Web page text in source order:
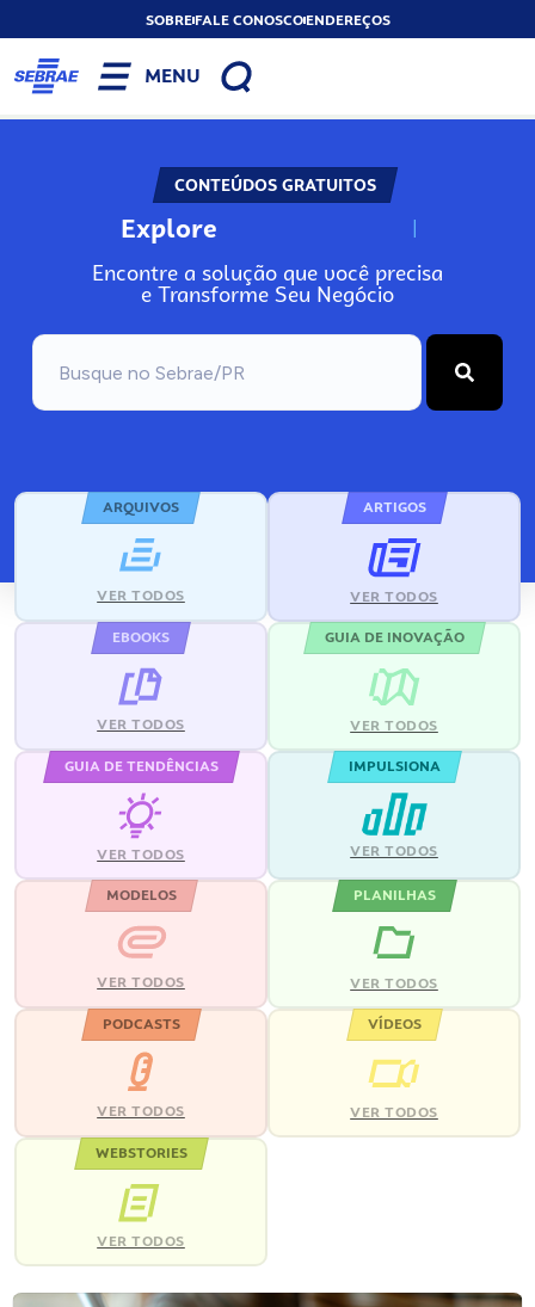
SOBREFALE CONOSCOENDEREÇOS
MENU
CONTEÚDOS GRATUITOS
Explore N
Encontre a solução que você precisa
e Transforme Seu Negócio
ARQUIVOS
VER TODOS
ARTIGOS
VER TODOS
EBOOKS
VER TODOS
GUIA DE INOVAÇÃO
VER TODOS
GUIA DE TENDÊNCIAS
VER TODOS
IMPULSIONA
VER TODOS
MODELOS
VER TODOS
PLANILHAS
VER TODOS
PODCASTS
VER TODOS
VÍDEOS
VER TODOS
WEBSTORIES
VER TODOS